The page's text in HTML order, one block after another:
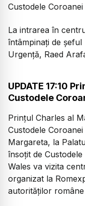
Custodele
La intrarea în
întâmpinați de
Urgenţă, Raed
UPDATE 17:10
Custodele
Prinţul Charles al
Custodele
Margareta, la
însoţit de
Wales va vizita
organizat la
autorităţilor